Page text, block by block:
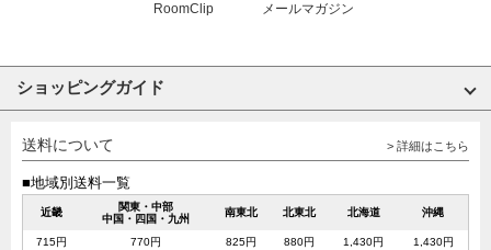
RoomClip メールマガジン
ショッピングガイド
送料について > 詳細はこちら
■地域別送料一覧
近畿
関東・中部
中国・四国・九州
南東北 北東北 北海道 沖縄
715円 770円 825円 880円 1,430円 1,430円